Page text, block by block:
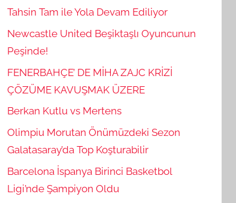
Tahsin Tam ile Yola Devam Ediliyor
Newcastle United Beşiktaşlı Oyuncunun
Peşinde!
FENERBAHÇE’ DE MİHA ZAJC KRİZİ
ÇÖZÜME KAVUŞMAK ÜZERE
Berkan Kutlu vs Mertens
Olimpiu Morutan Önümüzdeki Sezon
Galatasaray’da Top Koşturabilir
Barcelona İspanya Birinci Basketbol
Ligi’nde Şampiyon Oldu